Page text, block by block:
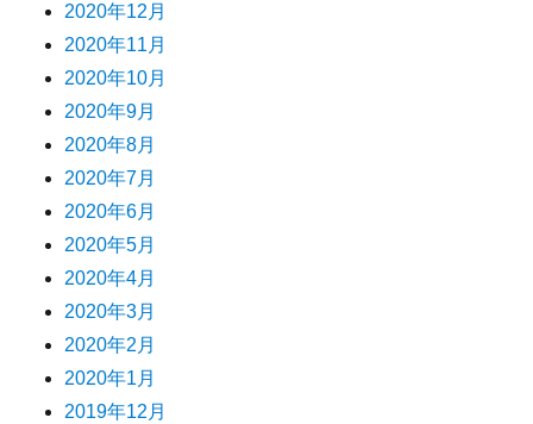
2020年12月
2020年11月
2020年10月
2020年9月
2020年8月
2020年7月
2020年6月
2020年5月
2020年4月
2020年3月
2020年2月
2020年1月
2019年12月